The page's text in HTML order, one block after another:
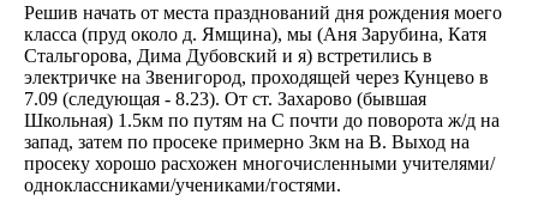
Решив начать от места празднований дня рождения моего
класса (пруд около д. Ямщина), мы (Аня Зарубина, Катя
Стальгорова, Дима Дубовский и я) встретились в
электричке на Звенигород, проходящей через Кунцево в
7.09 (следующая - 8.23). От ст. Захарово (бывшая
Школьная) 1.5км по путям на С почти до поворота ж/д на
запад, затем по просеке примерно 3км на В. Выход на
просеку хорошо расхожен многочисленными учителями/
одноклассниками/учениками/гостями.